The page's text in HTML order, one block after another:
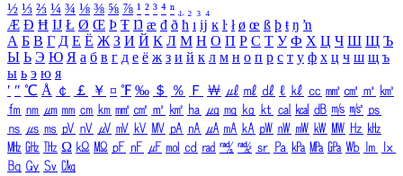
½ ⅓ ⅔ ¼ ¾ ⅛ ⅜ ⅝ ⅞ ¹ ² ³ ⁴ ⁿ ₁ ₂ ₃ ₄
Æ Ð Ħ Ĳ Ł Ø Œ Þ Ŧ Ŋ æ đ ð ħ ı ĳ ĸ ŀ ł ø œ ß þ ŧ ŋ ŉ
А Б В Г Д Е Ё Ж З И Й К Л М Н О П Р С Т У Ф Х Ц Ч Ш Щ Ъ
Ы Ь Э Ю Я а б в г д е ё ж з и й к л м н о п р с т у ф х ц ч ш щ ъ
ы ь э ю я
′ ″ ℃ Å ￠ ￡ ￥ ¤ ℉ ‰ ＄ ％ Ｆ ￦ ㎕ ㎖ ㎗ ℓ ㎘ ㏄ ㎣ ㎤ ㎥ ㎦
㎙ ㎚ ㎛ ㎜ ㎝ ㎞ ㎟ ㎠ ㎡ ㎢ ㏊ ㎍ ㎎ ㎏ ㏏ ㎈ ㎉ ㏈ ㎧ ㎨ ㎰
㎱ ㎲ ㎳ ㎴ ㎵ ㎶ ㎷ ㎸ ㎹ ㎀ ㎁ ㎂ ㎃ ㎄ ㎺ ㎻ ㎽ ㎾ ㎿ ㎐ ㎑
㎒ ㎓ ㎔ Ω ㏀ ㏁ ㎊ ㎋ ㎌ ㏖ ㏅ ㎭ ㎮ ㎯ ㏛ ㎩ ㎪ ㎫ ㎬ ㏝ ㏐
㏓
㏃ ㏉ ㏜ ㏆